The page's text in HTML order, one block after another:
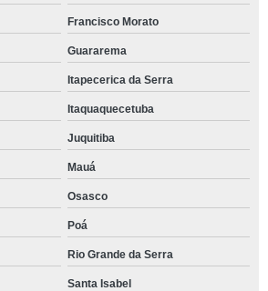
Francisco Morato
Guararema
Itapecerica da Serra
Itaquaquecetuba
Juquitiba
Mauá
Osasco
Poá
Rio Grande da Serra
Santa Isabel